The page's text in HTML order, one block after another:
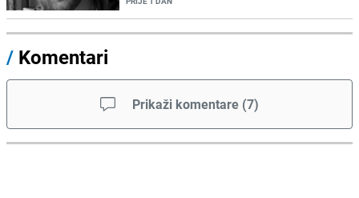
/ Komentari
Prikaži komentare (7)